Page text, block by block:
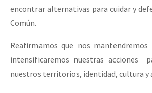
encontrar alternativas para cuidar y
Común.
Reafirmamos que nos
intensificaremos nuestras acciones
nuestros territorios, identidad, cultura y